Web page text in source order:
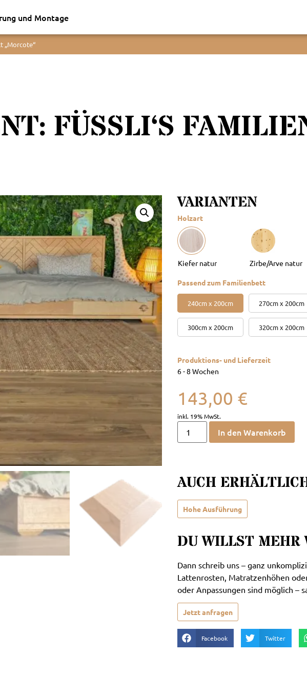
und Montage
„Morcote“
FÜSSLI‘S
VARIANTEN
Holzart
Passend zum Familienbett
240cm x 200cm 270cm x 200cm
300cm x 200cm 320cm x 200cm
Produktions- und Lieferzeit
6 - 8 Wochen
143,00 €
In den Warenkorb
AUCH
Hohe Ausführung
DU WILLST MEHR
Dann schreib uns – ganz
Lattenrosten, Matratzenhöhen
oder Anpassungen sind möglich –
Jetzt anfragen
Facebook Twitter